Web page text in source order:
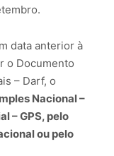
data anterior à
o Documento
– Darf, o
Nacional –
– GPS, pelo
ou pelo